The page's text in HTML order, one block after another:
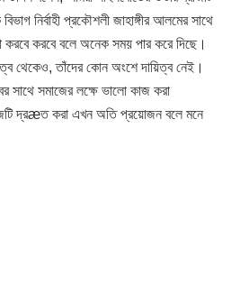
নির্বাহী প্রকৌশলী জাহাঙ্গীর আলমের সাথে
করবে করবে বলে অনেক সময় পার করে দিছে।
থেকেও, তাঁদের কোন অংশে দায়িত্ব নেই।
সাথে সমাজের লক্ষে ভালো কাজ করা
দ্রæত করা এখন অতি প্রয়োজন বলে মনে